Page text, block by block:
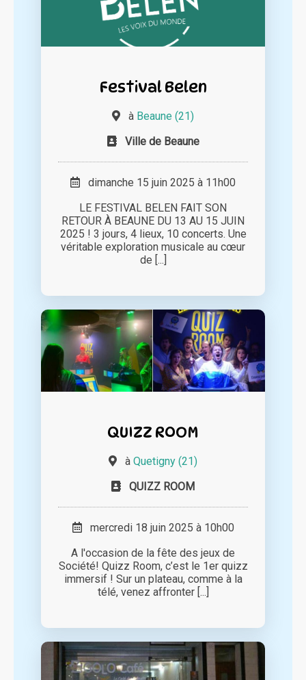
Festival Belen
à Beaune (21)
Ville de Beaune
dimanche 15 juin 2025 à 11h00
LE FESTIVAL BELEN FAIT SON
RETOUR À BEAUNE DU 13 AU 15 JUIN
2025 ! 3 jours, 4 lieux, 10 concerts. Une
véritable exploration musicale au cœur
de [...]
QUIZZ ROOM
à Quetigny (21)
QUIZZ ROOM
mercredi 18 juin 2025 à 10h00
A l'occasion de la fête des jeux de
Société! Quizz Room, c’est le 1er quizz
immersif ! Sur un plateau, comme à la
télé, venez affronter [...]